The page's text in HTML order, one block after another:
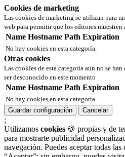
Cookies de marketing
Las cookies de marketing se utilizan para
web para permitir que los editores
Name Hostname Path Expiration
No hay cookies en esta categoría.
Otras cookies
Las cookies de esta categoría aún no se
ser desconocido en este momento
Name Hostname Path Expiration
No hay cookies en esta categoría.
Guardar configuración
Cancelar
;
Utilizamos cookies 🍪 propias y de
para mostrarte publicidad
navegación. Puedes aceptar todas